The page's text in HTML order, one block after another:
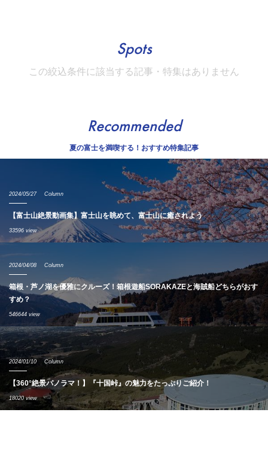
Spots
この絞込条件に該当する記事・特集はありません
Recommended
夏の富士を満喫する！おすすめ特集記事
2024/05/27 Column
【富士山絶景動画集】富士山を眺めて、富士山に癒されよう
33596 view
2024/04/08 Column
箱根・芦ノ湖を優雅にクルーズ！箱根遊船SORAKAZEと海賊船どちらがおす
すめ？
546644 view
2024/01/10 Column
【360°絶景パノラマ！】『十国峠』の魅力をたっぷりご紹介！
18020 view